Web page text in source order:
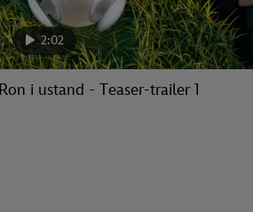
2:02
Ron i ustand - Teaser-trailer 1